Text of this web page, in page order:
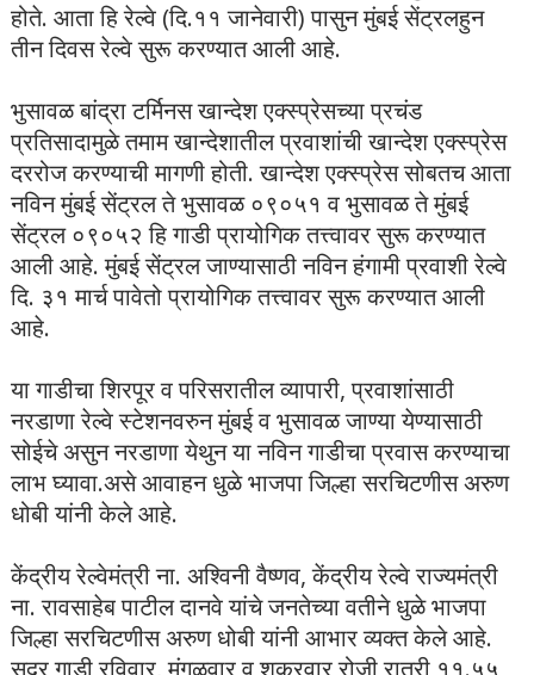
होते. आता हि रेल्वे (दि.११ जानेवारी) पासुन मुंबई सेंट्रलहुन
तीन दिवस रेल्वे सुरू करण्यात आली आहे.
भुसावळ बांद्रा टर्मिनस खान्देश एक्स्प्रेसच्या प्रचंड
प्रतिसादामुळे तमाम खान्देशातील प्रवाशांची खान्देश एक्स्प्रेस
दररोज करण्याची मागणी होती. खान्देश एक्स्प्रेस सोबतच आता
नविन मुंबई सेंट्रल ते भुसावळ ०९०५१ व भुसावळ ते मुंबई
सेंट्रल ०९०५२ हि गाडी प्रायोगिक तत्त्वावर सुरू करण्यात
आली आहे. मुंबई सेंट्रल जाण्यासाठी नविन हंगामी प्रवाशी रेल्वे
दि. ३१ मार्च पावेतो प्रायोगिक तत्त्वावर सुरू करण्यात आली
आहे.
या गाडीचा शिरपूर व परिसरातील व्यापारी, प्रवाशांसाठी
नरडाणा रेल्वे स्टेशनवरुन मुंबई व भुसावळ जाण्या येण्यासाठी
सोईचे असुन नरडाणा येथुन या नविन गाडीचा प्रवास करण्याचा
लाभ घ्यावा.असे आवाहन धुळे भाजपा जिल्हा सरचिटणीस अरुण
धोबी यांनी केले आहे.
केंद्रीय रेल्वेमंत्री ना. अश्‍विनी वैष्णव, केंद्रीय रेल्वे राज्यमंत्री
ना. रावसाहेब पाटील दानवे यांचे जनतेच्या वतीने धुळे भाजपा
जिल्हा सरचिटणीस अरुण धोबी यांनी आभार व्यक्त केले आहे.
सदर गाडी रविवार, मंगळवार व शुक्रवार रोजी रात्री ११.५५